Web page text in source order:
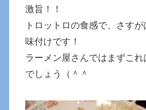
激旨！！
トロットロの食感で、さす
味付けです！
ラーメン屋さんではまずこ
でしょう（＾＾